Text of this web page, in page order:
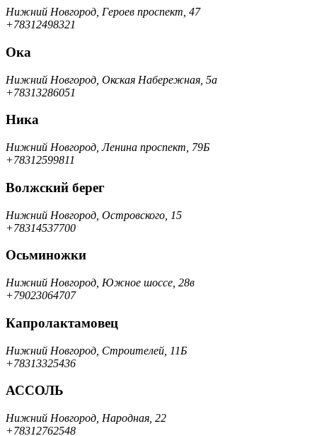
Нижний Новгород, Героев проспект, 47
+78312498321
Ока
Нижний Новгород, Окская Набережная, 5а
+78313286051
Ника
Нижний Новгород, Ленина проспект, 79Б
+78312599811
Волжский берег
Нижний Новгород, Островского, 15
+78314537700
Осьминожки
Нижний Новгород, Южное шоссе, 28в
+79023064707
Капролактамовец
Нижний Новгород, Строителей, 11Б
+78313325436
АССОЛЬ
Нижний Новгород, Народная, 22
+78312762548